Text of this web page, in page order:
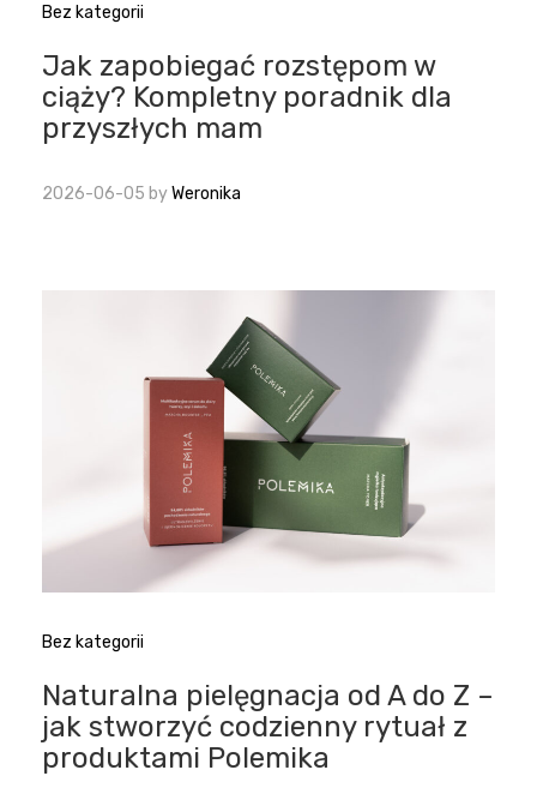
Bez kategorii
Jak zapobiegać rozstępom w
ciąży? Kompletny poradnik dla
przyszłych mam
2026-06-05 byWeronika
Bez kategorii
Naturalna pielęgnacja od A do Z –
jak stworzyć codzienny rytuał z
produktami Polemika